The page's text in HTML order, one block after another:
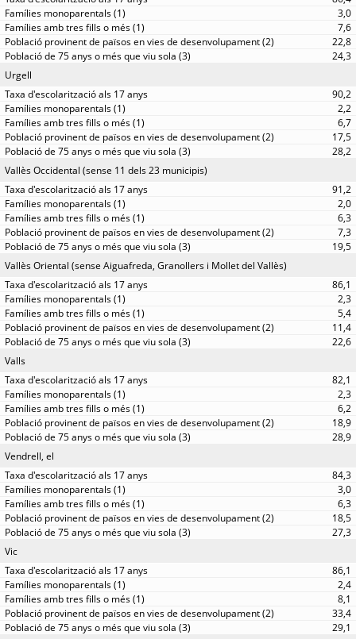
3,0
7,6
22,8
24,3
Urgell
90,2
2,2
6,7
17,5
28,2
Vallès Occidental (sense 11 dels 23 municipis)
91,2
2,0
6,3
7,3
19,5
Vallès Oriental (sense Aiguafreda, Granollers i Mollet del Vallès)
86,1
2,3
5,4
11,4
22,6
Valls
82,1
2,3
6,2
18,9
28,9
Vendrell, el
84,3
3,0
6,3
18,5
27,3
Vic
86,1
2,4
8,1
33,4
29,1